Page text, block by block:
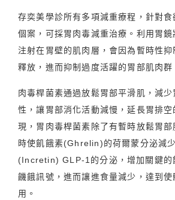
存奕美學診所有多項減重療程，針對食
個案，可採胃肉毒減重治療。利用胃鏡
注射在胃壁的肌肉層，會因為暫時性
釋放，進而抑制過度活躍的胃部肌肉群
肉毒桿菌素通過放鬆胃部平滑肌，減
性，讓胃部消化活動減慢，延長胃排
現，胃肉毒桿菌素除了有暫時放鬆胃部
時使飢餓素(Ghrelin)的荷爾蒙分泌減
(Incretin) GLP-1的分泌，增加關鍵的
饑餓訊號，進而讓進食量減少，達到使
用。